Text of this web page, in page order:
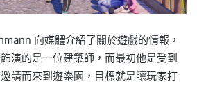
向媒體介紹了關於遊戲的情報，
演的是一位建築師，而最初他是受到
請而來到遊樂園，目標就是讓玩家打